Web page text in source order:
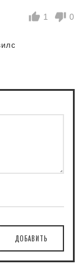
1 0
ДОБАВИТЬ